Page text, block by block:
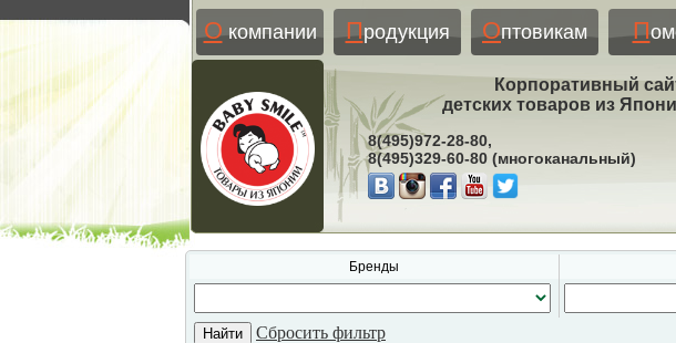
Окомпании Продукция Оптовикам П
Корпоративный
детских товаров из
8(495)972-28-80,
8(495)329-60-80 (многоканальный)
Бренды
Сбросить фильтр